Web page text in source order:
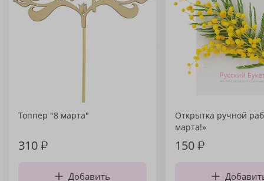
Топпер "8 марта"
310₽
Добавить
Открытка ручной
марта!»
150₽